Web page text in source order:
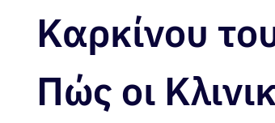
Καρκίνου
Πώς οι